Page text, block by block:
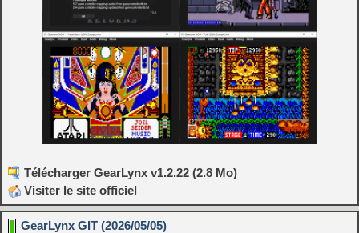
Télécharger GearLynx v1.2.22 (2.8 Mo)
Visiter le site officiel
GearLynx GIT (2026/05/05)